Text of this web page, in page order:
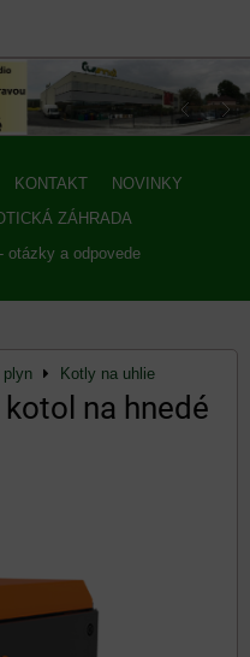
KONTAKT
NOVINKY
ZÁHRADA
otázky a odpovede
plyn Kotly na uhlie
kotol na hnedé